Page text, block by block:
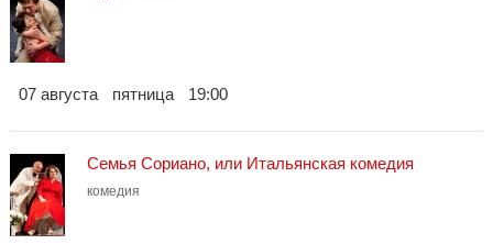
07 августа пятница 19:00
Семья Сориано, или Итальянская комедия
комедия